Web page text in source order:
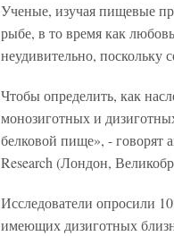
Ученые, изучая пищевые
рыбе, в то время как
неудивительно, поскольку
Чтобы определить, как
монозиготных и
белковой пище», - говорят
Research (Лондон,
Исследователи опросили
имеющих дизиготных